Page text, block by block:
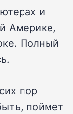
и
Америке,
Полный
пор
поймет